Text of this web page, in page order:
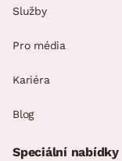
Služby
Pro média
Kariéra
Blog
Speciální nabídky